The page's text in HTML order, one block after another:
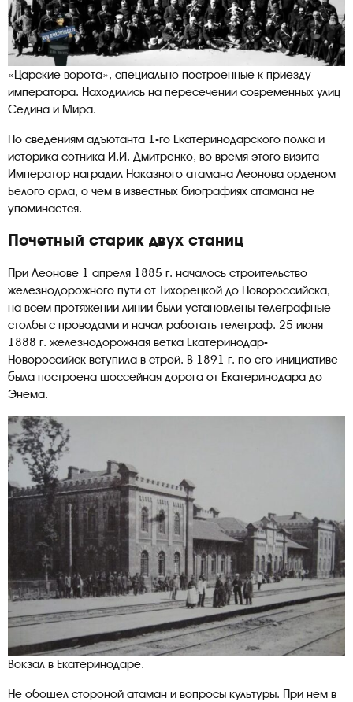
«Царские ворота», специально построенные к приезду
императора. Находились на пересечении современных улиц
Седина и Мира.
По сведениям адъютанта 1-го Екатеринодарского полка и
историка сотника И.И. Дмитренко, во время этого визита
Император наградил Наказного атамана Леонова орденом
Белого орла, о чем в известных биографиях атамана не
упоминается.
Почетный старик двух станиц
При Леонове 1 апреля 1885 г. началось строительство
железнодорожного пути от Тихорецкой до Новороссийска,
на всем протяжении линии были установлены телеграфные
столбы с проводами и начал работать телеграф. 25 июня
1888 г. железнодорожная ветка Екатеринодар-
Новороссийск вступила в строй. В 1891 г. по его инициативе
была построена шоссейная дорога от Екатеринодара до
Энема.
Вокзал в Екатеринодаре.
Не обошел стороной атаман и вопросы культуры. При нем в